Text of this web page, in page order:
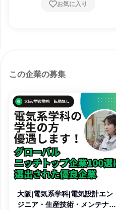
お気に入り
この企業の募集
大阪|電気系学科|電気設計エン
ジニア・生産技術・メンテナン